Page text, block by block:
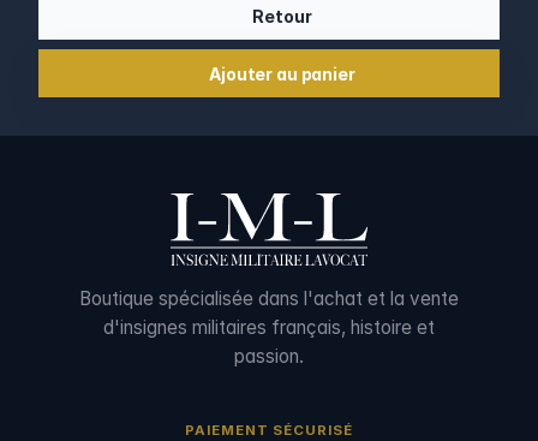
Retour
Ajouter au panier
Boutique spécialisée dans l'achat et la vente
d'insignes militaires français, histoire et
passion.
PAIEMENT SÉCURISÉ